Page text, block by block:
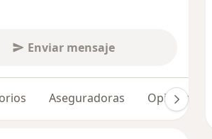
Enviar mensaje
Aseguradoras Opiniones (6)